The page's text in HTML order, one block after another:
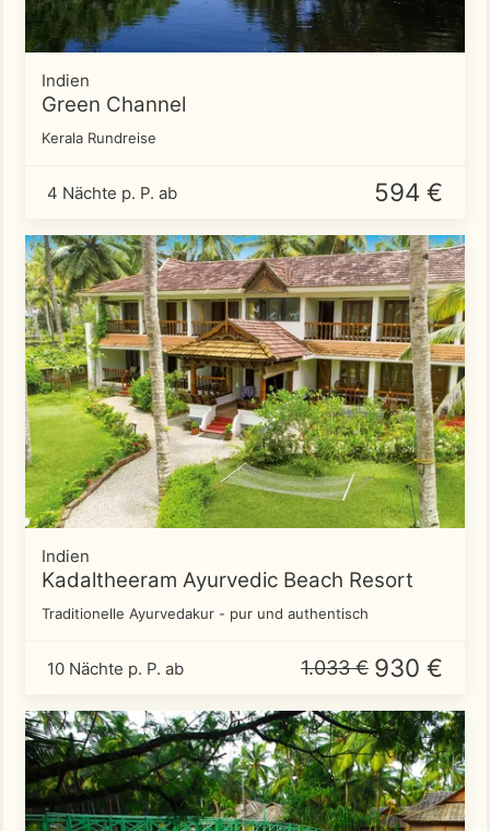
Indien
Green Channel
Kerala Rundreise
4 Nächte p. P. ab 594 €
Indien
Kadaltheeram Ayurvedic Beach Resort
Traditionelle Ayurvedakur - pur und authentisch
10 Nächte p. P. ab 1.033 € 930 €